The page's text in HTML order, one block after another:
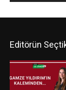
Editörün